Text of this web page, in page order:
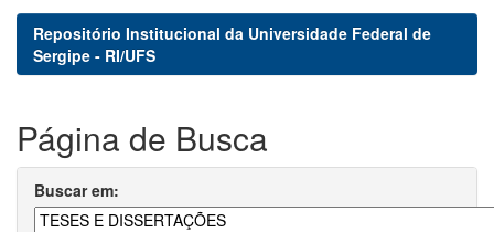
Repositório Institucional da Universidade Federal de
Sergipe - RI/UFS
Página de Busca
Buscar em: